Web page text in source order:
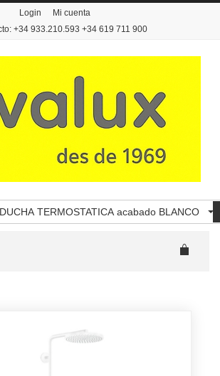
Login
Mi cuenta
+34 933.210.593 +34 619 711 900
DUCHA TERMOSTATICA acabado BLANCO
MENU